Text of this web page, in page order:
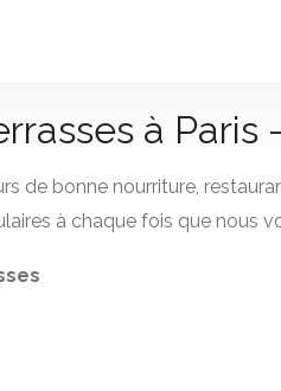
à Paris
de bonne nourriture,
à chaque fois que nous